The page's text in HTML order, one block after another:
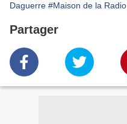
Daguerre #Maison de la Radio
Partager